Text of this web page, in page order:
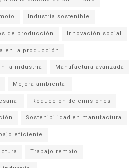
Industria sostenible
de producción Innovación social
en la producción
la industria Manufactura avanzada
Mejora ambiental
Reducción de emisiones
Sostenibilidad en manufactura
eficiente
Trabajo remoto